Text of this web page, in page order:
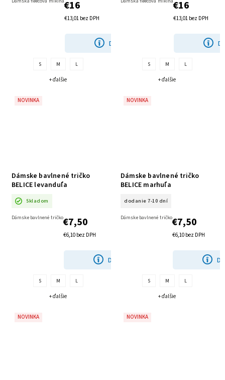
€13,01 bez DPH
€16
DETAIL
S M L
+ ďalšie
€13,01 bez DPH
€16
S M L
+ ďalšie
NOVINKA
Dámske bavlnené tričko
BELICE levanduľa
Skladom
€6,10 bez DPH
€7,50
DETAIL
Dámske bavlnené tričko
S M L
+ ďalšie
NOVINKA
Dámske bavlnené tričko
BELICE marhuľa
dodanie 7-10 dní
€6,10 bez DPH
€7,50
Dámske bavlnené tričko
S M L
+ ďalšie
NOVINKA NOVINKA